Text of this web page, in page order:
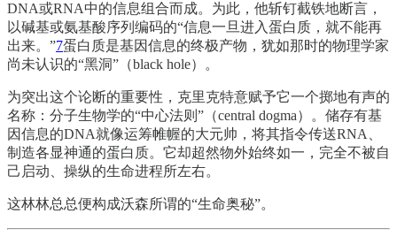
DNA或RNA中的信息组合而成。为此，他斩钉截铁地断言，
以碱基或氨基酸序列编码的“信息一旦进入蛋白质，就不能再
出来。”7蛋白质是基因信息的终极产物，犹如那时的物理学家
尚未认识的“黑洞”（black hole）。
为突出这个论断的重要性，克里克特意赋予它一个掷地有声的
名称：分子生物学的“中心法则”（central dogma）。储存有基
因信息的DNA就像运筹帷幄的大元帅，将其指令传送RNA、
制造各显神通的蛋白质。它却超然物外始终如一，完全不被自
己启动、操纵的生命进程所左右。
这林林总总便构成沃森所谓的“生命奥秘”。